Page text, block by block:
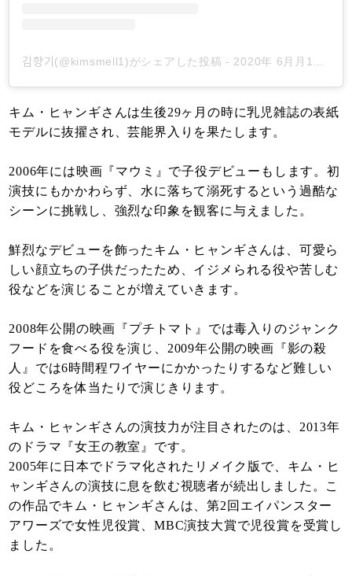
김향기(@kimsmell1)がシェアした投稿 - 2020年 6月月14日午前12時17分PDT
キム・ヒャンギさんは生後29ヶ月の時に乳児雑誌の表紙
モデルに抜擢され、芸能界入りを果たします。
2006年には映画『マウミ』で子役デビューもします。初
演技にもかかわらず、水に落ちて溺死するという過酷な
シーンに挑戦し、強烈な印象を観客に与えました。
鮮烈なデビューを飾ったキム・ヒャンギさんは、可愛ら
しい顔立ちの子供だったため、イジメられる役や苦しむ
役などを演じることが増えていきます。
2008年公開の映画『プチトマト』では毒入りのジャンク
フードを食べる役を演じ、2009年公開の映画『影の殺
人』では6時間程ワイヤーにかかったりするなど難しい
役どころを体当たりで演じきります。
キム・ヒャンギさんの演技力が注目されたのは、2013年
のドラマ『女王の教室』です。
2005年に日本でドラマ化されたリメイク版で、キム・ヒ
ャンギさんの演技に息を飲む視聴者が続出しました。こ
の作品でキム・ヒャンギさんは、第2回エイパンスター
アワーズで女性児役賞、MBC演技大賞で児役賞を受賞し
ました。